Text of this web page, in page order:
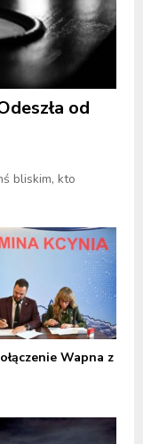
od
bliskim, kto
Wapna z